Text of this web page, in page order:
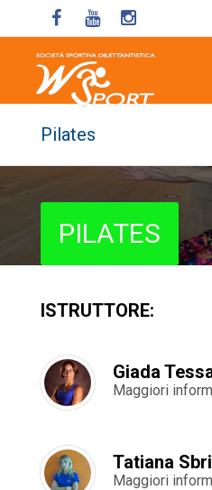
Pilates
PILATES
ISTRUTTORE:
Giada
Maggiori
Tatiana
Maggiori